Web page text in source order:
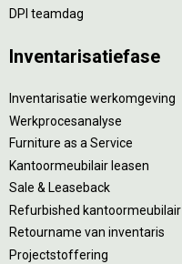
DPI teamdag
Inventarisatiefase
Inventarisatie werkomgeving
Werkprocesanalyse
Furniture as a Service
Kantoormeubilair leasen
Sale & Leaseback
Refurbished kantoormeubilair
Retourname van inventaris
Projectstoffering